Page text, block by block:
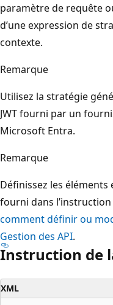
paramètre de requête
d’une expression de
contexte.
Remarque
Utilisez la stratégie
JWT fourni par un
Microsoft Entra.
Remarque
Définissez les
fourni dans
comment définir ou
Gestion des API.
Instruction de
XML